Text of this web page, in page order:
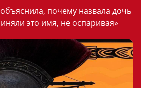
почему назвала дочь
это имя, не оспаривая»